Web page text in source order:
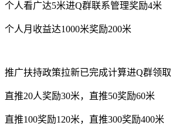
个人看广达5米进Q群联系管理奖励4米
个人月收益达1000米奖励200米
推广扶持政策拉新已完成计算进Q群领取
直推20人奖励30米，直推50奖励60米
直推100奖励120米，直推300奖励400米